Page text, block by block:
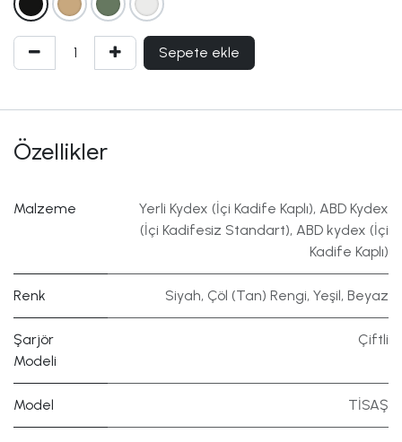
Sepete ekle
Özellikler
Malzeme Yerli Kydex (İçi Kadife Kaplı), ABD Kydex
(İçi Kadifesiz Standart), ABD kydex (İçi
Kadife Kaplı)
Renk Siyah, Çöl (Tan) Rengi, Yeşil, Beyaz
Şarjör
Modeli
Çiftli
Model TİSAŞ